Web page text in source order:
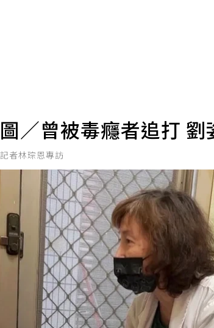
／曾被毒癮者追打
者林琮恩專訪